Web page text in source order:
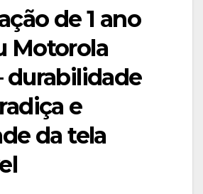
de 1 ano
Motorola
durabilidade
e
da tela